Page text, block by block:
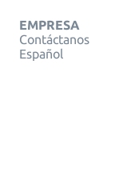
EMPRESA
Contáctanos
Español